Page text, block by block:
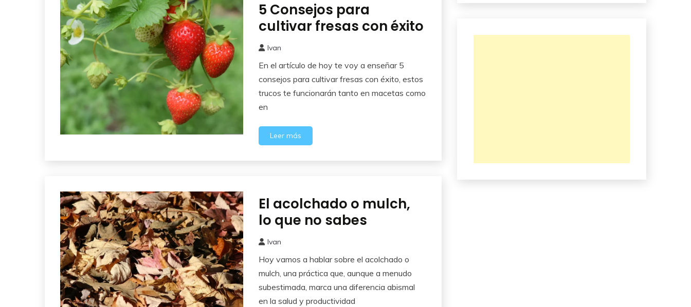
Cuidados
Huerto
5 Consejos para
cultivar fresas con éxito
octubre,
2025
Ivan
En el artículo de hoy te voy a enseñar 5
consejos para cultivar fresas con éxito, estos
trucos te funcionarán tanto en macetas como
en
Leer más
Cuidados
del
Huerto
El acolchado o mulch,
lo que no sabes
mayo,
2025
Ivan
Hoy vamos a hablar sobre el acolchado o
mulch, una práctica que, aunque a menudo
subestimada, marca una diferencia abismal
en la salud y productividad